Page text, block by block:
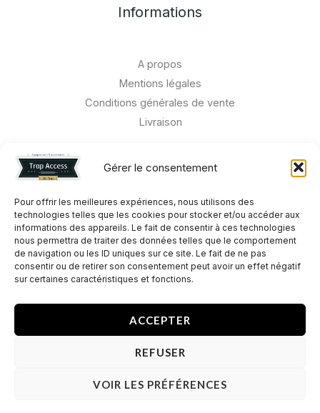
Gérer le consentement
Pour offrir les meilleures expériences, nous utilisons des
technologies telles que les cookies pour stocker et/ou accéder aux
informations des appareils. Le fait de consentir à ces technologies
nous permettra de traiter des données telles que le comportement
de navigation ou les ID uniques sur ce site. Le fait de ne pas
consentir ou de retirer son consentement peut avoir un effet négatif
sur certaines caractéristiques et fonctions.
ACCEPTER
REFUSER
VOIR LES PRÉFÉRENCES
Informations
A propos
Mentions légales
Conditions générales de vente
Livraison
BERETTA
BROWNING
CAESAR GUERNI
KRIEGHOFF
PERAZZI